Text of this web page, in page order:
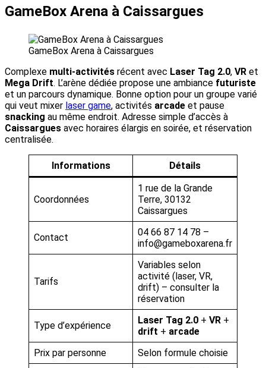
GameBox Arena à Caissargues
GameBox Arena à Caissargues
Complexe multi-activités récent avec Laser Tag 2.0, VR et
Mega Drift. L’arène dédiée propose une ambiance futuriste
et un parcours dynamique. Bonne option pour un groupe varié
qui veut mixer laser game, activités arcade et pause
snacking au même endroit. Adresse simple d’accès à
Caissargues avec horaires élargis en soirée, et réservation
centralisée.
Informations Détails
Coordonnées
1 rue de la Grande
Terre, 30132
Caissargues
Contact
04 66 87 14 78 –
info@gameboxarena.fr
Tarifs
Variables selon
activité (laser, VR,
drift) – consulter la
réservation
Type d’expérience Laser Tag 2.0 + VR +
drift + arcade
Prix par personne
Selon formule choisie